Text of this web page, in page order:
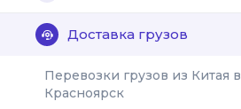
Доставка грузов
Перевозки грузов из Китая в
Красноярск